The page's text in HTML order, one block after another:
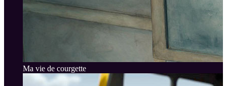
Ma vie de courgette